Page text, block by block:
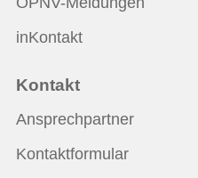
inKontakt
Kontakt
Ansprechpartner
Kontaktformular